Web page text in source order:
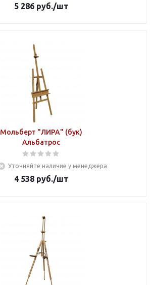
5 286руб./шт
Мольберт "ЛИРА" (бук)
Альбатрос
Уточняйте наличие у менеджера
4 538руб./шт